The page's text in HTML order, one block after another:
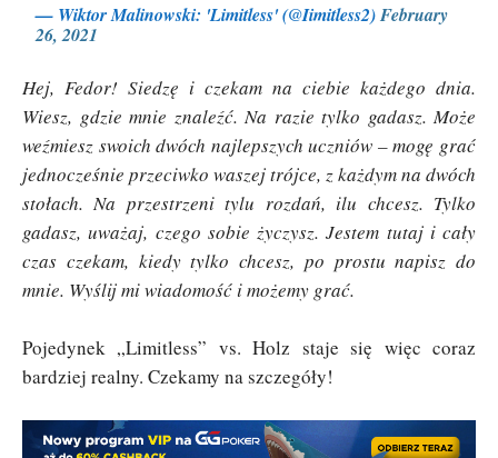
— Wiktor Malinowski: 'Limitless' (@Iimitless2)February
26, 2021
Hej, Fedor! Siedzę i czekam na ciebie każdego dnia.
Wiesz, gdzie mnie znaleźć. Na razie tylko gadasz. Może
weźmiesz swoich dwóch najlepszych uczniów – mogę grać
jednocześnie przeciwko waszej trójce, z każdym na dwóch
stołach. Na przestrzeni tylu rozdań, ilu chcesz. Tylko
gadasz, uważaj, czego sobie życzysz. Jestem tutaj i cały
czas czekam, kiedy tylko chcesz, po prostu napisz do
mnie. Wyślij mi wiadomość i możemy grać.
Pojedynek „Limitless” vs. Holz staje się więc coraz
bardziej realny. Czekamy na szczegóły!